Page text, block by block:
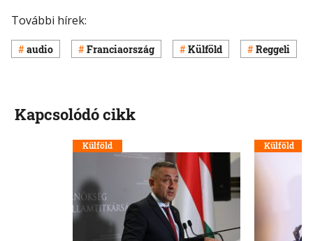
További hírek:
audio Franciaország Külföld Reggeli
Kapcsolódó cikk
Külföld Külföld